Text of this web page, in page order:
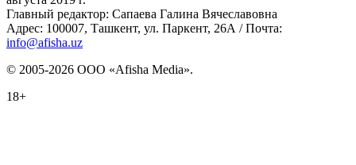
Главный редактор: Сапаева Галина Вячеславовна
Адрес: 100007, Ташкент, ул. Паркент, 26А / Почта:
info@afisha.uz
© 2005-2026 ООО «Afisha Media».
18+